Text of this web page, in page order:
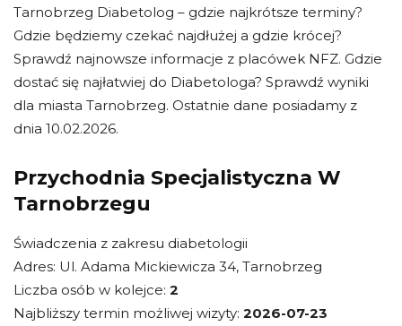
Tarnobrzeg Diabetolog – gdzie najkrótsze terminy?
Gdzie będziemy czekać najdłużej a gdzie krócej?
Sprawdź najnowsze informacje z placówek NFZ. Gdzie
dostać się najłatwiej do Diabetologa? Sprawdź wyniki
dla miasta Tarnobrzeg. Ostatnie dane posiadamy z
dnia 10.02.2026.
Przychodnia Specjalistyczna W
Tarnobrzegu
Świadczenia z zakresu diabetologii
Adres: Ul. Adama Mickiewicza 34, Tarnobrzeg
Liczba osób w kolejce: 2
Najbliższy termin możliwej wizyty: 2026-07-23